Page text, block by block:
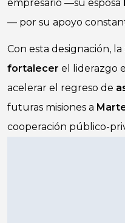
empresario —su esposa
— por su apoyo
Con esta designación,
fortalecer el liderazgo
acelerar el regreso de
futuras misiones a
cooperación público-